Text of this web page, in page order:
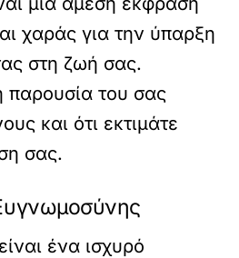
χαράς για την ύπαρξη
στη ζωή σας.
παρουσία του σας
και ότι εκτιμάτε
σας.
ένα ισχυρό